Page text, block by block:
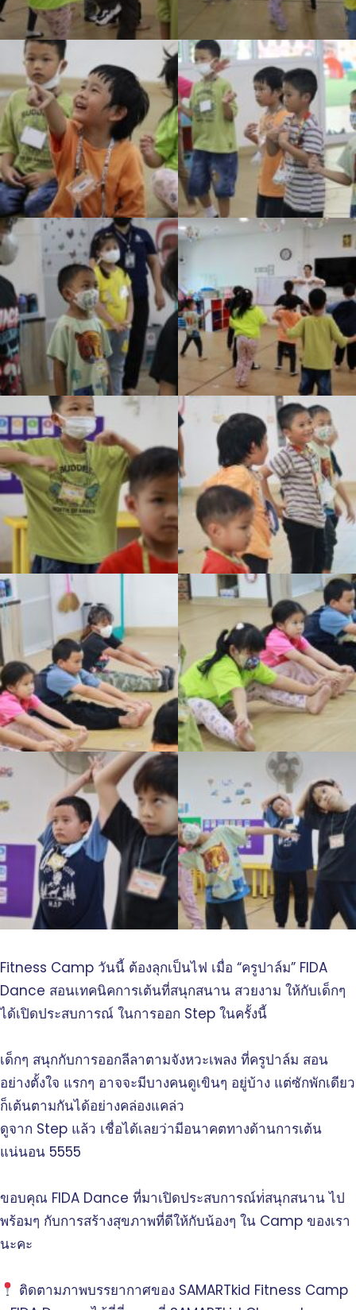
Fitness Camp วันนี้ ต้องลุกเป็นไฟ เมื่อ “ครูปาล์ม” FIDA
Dance สอนเทคนิคการเต้นที่สนุกสนาน สวยงาม ให้กับเด็กๆ
ได้เปิดประสบการณ์ ในการออก Step ในครั้งนี้
เด็กๆ สนุกกับการออกลีลาตามจังหวะเพลง ที่ครูปาล์ม สอน
อย่างตั้งใจ แรกๆ อาจจะมีบางคนดูเขินๆ อยู่บ้าง แต่ซักพักเดียว
ก็เต้นตามกันได้อย่างคล่องแคล่ว
ดูจาก Step แล้ว เชื่อได้เลยว่ามีอนาคตทางด้านการเต้น
แน่นอน 5555
ขอบคุณ FIDA Dance ที่มาเปิดประสบการณ์ท่่สนุกสนาน ไป
พร้อมๆ กับการสร้างสุขภาพที่ดีให้กับน้องๆ ใน Camp ของเรา
นะคะ
ติดตามภาพบรรยากาศของ SAMARTkid Fitness Camp